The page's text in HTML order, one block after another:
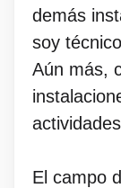
demás
soy
Aún más,
El campo